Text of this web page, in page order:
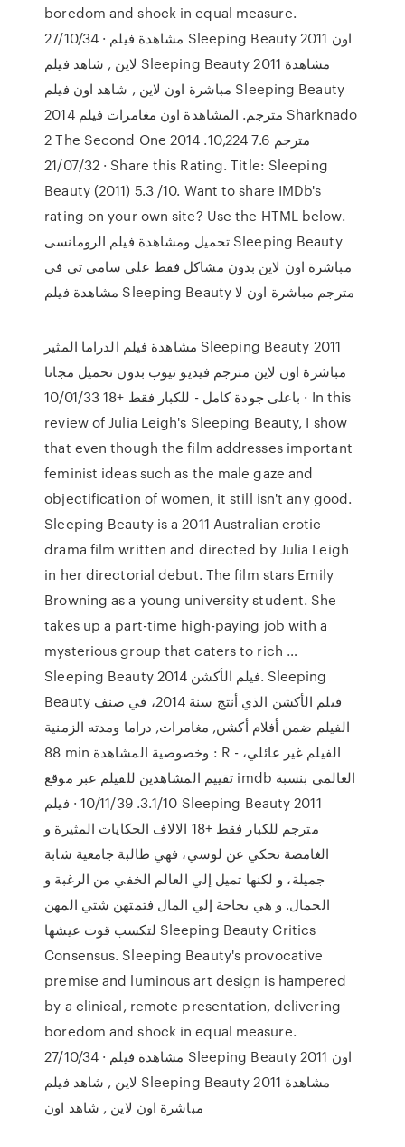
boredom and shock in equal measure.
27/10/34 · مشاهدة فيلم Sleeping Beauty 2011 اون
لاين , شاهد فيلم Sleeping Beauty 2011 مشاهدة
مباشرة اون لاين , شاهد اون فيلم Sleeping Beauty
2014 مترجم. المشاهدة اون مغامرات فيلم Sharknado
2 The Second One 2014 مترجم 7.6 10,224.
21/07/32 · Share this Rating. Title: Sleeping
Beauty (2011) 5.3 /10. Want to share IMDb's
rating on your own site? Use the HTML below.
تحميل ومشاهدة فيلم الرومانسى Sleeping Beauty
مباشرة اون لاين بدون مشاكل فقط علي سامي تي في
مشاهدة فيلم Sleeping Beauty مترجم مباشرة اون لا
مشاهدة فيلم الدراما المثير Sleeping Beauty 2011
مباشرة اون لاين مترجم فيديو تيوب بدون تحميل مجانا
باعلى جودة كامل - للكبار فقط +18 10/01/33 · In this
review of Julia Leigh's Sleeping Beauty, I show
that even though the film addresses important
feminist ideas such as the male gaze and
objectification of women, it still isn't any good.
Sleeping Beauty is a 2011 Australian erotic
drama film written and directed by Julia Leigh
in her directorial debut. The film stars Emily
Browning as a young university student. She
takes up a part-time high-paying job with a
mysterious group that caters to rich …
Sleeping Beauty فيلم الأكشن 2014. Sleeping
Beauty فيلم الأكشن الذي أنتج سنة 2014، في صنف
الفيلم ضمن أفلام أكشن, مغامرات, دراما ومدته الزمنية
88 min وخصوصية المشاهدة : R - الفيلم غير عائلي،
تقييم المشاهدين للفيلم عبر موقع imdb العالمي بنسبة
3.1/10. 10/11/39 · فيلم Sleeping Beauty 2011
مترجم للكبار فقط +18 الالاف الحكايات المثيرة و
الغامضة تحكي عن لوسي، فهي طالبة جامعية شابة
جميلة، و لكنها تميل إلي العالم الخفي من الرغبة و
الجمال. و هي بحاجة إلي المال فتمتهن شتي المهن
لتكسب قوت عيشها Sleeping Beauty Critics
Consensus. Sleeping Beauty's provocative
premise and luminous art design is hampered
by a clinical, remote presentation, delivering
boredom and shock in equal measure.
27/10/34 · مشاهدة فيلم Sleeping Beauty 2011 اون
لاين , شاهد فيلم Sleeping Beauty 2011 مشاهدة
مباشرة اون لاين , شاهد اون